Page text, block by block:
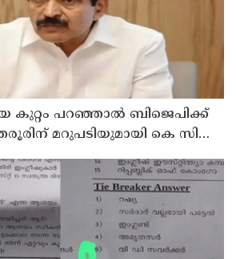
കുറ്റം പറഞ്ഞാല്‍ ബിജെപിക്ക്
മറുപടിയുമായി കെ സി